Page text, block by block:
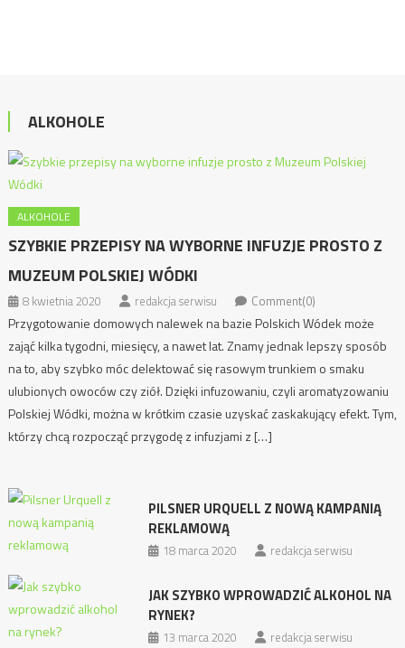
ALKOHOLE
ALKOHOLE
SZYBKIE PRZEPISY NA WYBORNE INFUZJE PROSTO Z
MUZEUM POLSKIEJ WÓDKI
8 kwietnia 2020 redakcja serwisu Comment(0)
Przygotowanie domowych nalewek na bazie Polskich Wódek może
zająć kilka tygodni, miesięcy, a nawet lat. Znamy jednak lepszy sposób
na to, aby szybko móc delektować się rasowym trunkiem o smaku
ulubionych owoców czy ziół. Dzięki infuzowaniu, czyli aromatyzowaniu
Polskiej Wódki, można w krótkim czasie uzyskać zaskakujący efekt. Tym,
którzy chcą rozpocząć przygodę z infuzjami z […]
PILSNER URQUELL Z NOWĄ KAMPANIĄ
REKLAMOWĄ
18 marca 2020 redakcja serwisu
JAK SZYBKO WPROWADZIĆ ALKOHOL NA
RYNEK?
13 marca 2020 redakcja serwisu